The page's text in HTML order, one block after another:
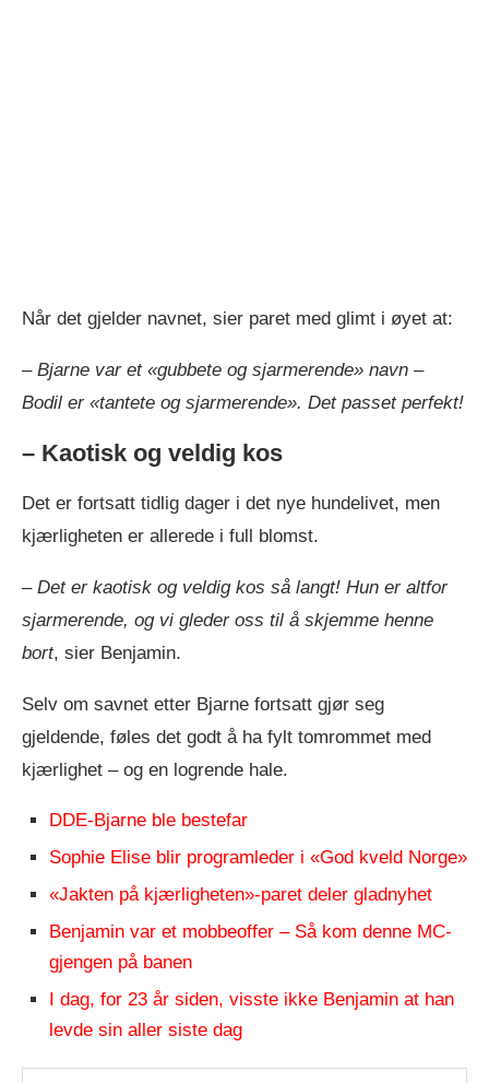
Når det gjelder navnet, sier paret med glimt i øyet at:
– Bjarne var et «gubbete og sjarmerende» navn –
Bodil er «tantete og sjarmerende». Det passet perfekt!
– Kaotisk og veldig kos
Det er fortsatt tidlig dager i det nye hundelivet, men
kjærligheten er allerede i full blomst.
– Det er kaotisk og veldig kos så langt! Hun er altfor
sjarmerende, og vi gleder oss til å skjemme henne
bort, sier Benjamin.
Selv om savnet etter Bjarne fortsatt gjør seg
gjeldende, føles det godt å ha fylt tomrommet med
kjærlighet – og en logrende hale.
DDE-Bjarne ble bestefar
Sophie Elise blir programleder i «God kveld Norge»
«Jakten på kjærligheten»-paret deler gladnyhet
Benjamin var et mobbeoffer – Så kom denne MC-
gjengen på banen
I dag, for 23 år siden, visste ikke Benjamin at han
levde sin aller siste dag